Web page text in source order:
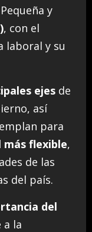
y
, con el
laboral y su
ejes de
así
para
flexible,
de las
del país.
del
a la